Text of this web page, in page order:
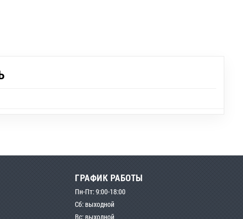
ГРАФИК РАБОТЫ
Пн-Пт: 9:00-18:00
Сб: выходной
Вс: выходной